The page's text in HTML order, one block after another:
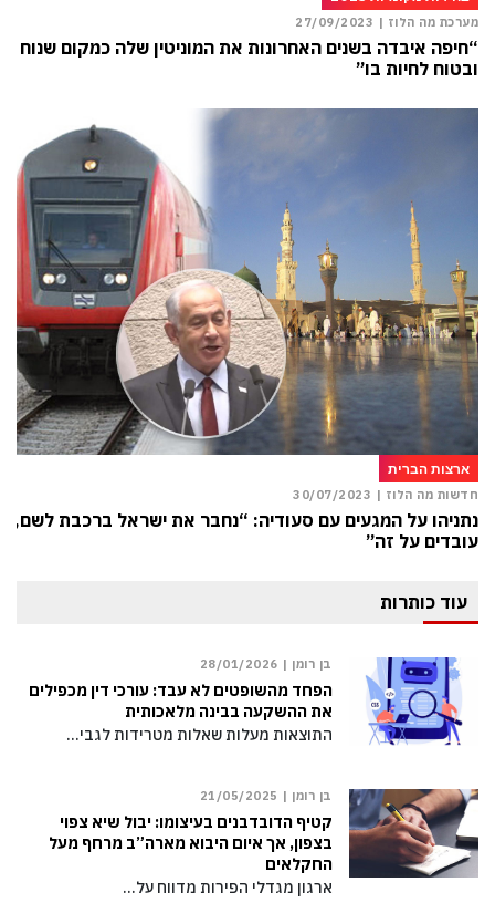
מערכת מה הלוז | 27/09/2023
“חיפה איבדה בשנים האחרונות את המוניטין שלה כמקום שנוח
ובטוח לחיות בו”
ארצות הברית
חדשות מה הלוז | 30/07/2023
נתניהו על המגעים עם סעודיה: “נחבר את ישראל ברכבת לשם,
עובדים על זה”
עוד כותרות
בן רומן | 28/01/2026
הפחד מהשופטים לא עבד: עורכי דין מכפילים
את ההשקעה בבינה מלאכותית
התוצאות מעלות שאלות מטרידות לגבי…
בן רומן | 21/05/2025
קטיף הדובדבנים בעיצומו: יבול שיא צפוי
בצפון, אך איום היבוא מארה”ב מרחף מעל
החקלאים
ארגון מגדלי הפירות מדווח על…